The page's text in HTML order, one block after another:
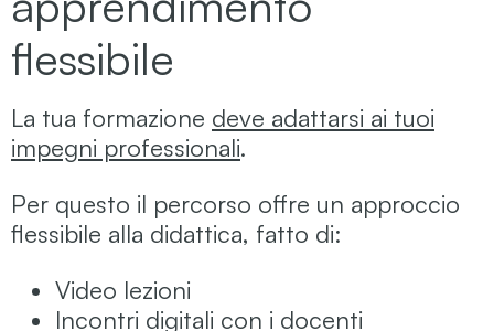
flessibile
La tua formazione deve adattarsi ai tuoi
impegni professionali.
Per questo il percorso offre un approccio
flessibile alla didattica, fatto di:
Video lezioni
Incontri digitali con i docenti